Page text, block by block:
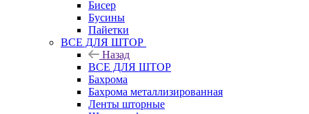
Бисер
Бусины
Пайетки
ВСЕ ДЛЯ ШТОР
Назад
ВСЕ ДЛЯ ШТОР
Бахрома
Бахрома металлизированная
Ленты шторные